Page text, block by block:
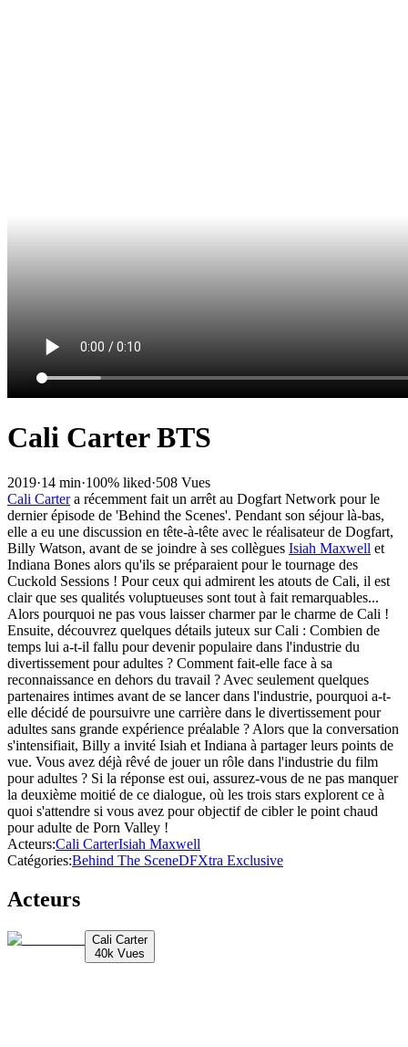
Cali Carter BTS
2019·14 min·100% liked·508 Vues
Cali Cartera récemment fait un arrêt au Dogfart Network pour le
dernier épisode de 'Behind the Scenes'. Pendant son séjour là-bas,
elle a eu une discussion en tête-à-tête avec le réalisateur de Dogfart,
Billy Watson, avant de se joindre à ses collègues Isiah Maxwell et
Indiana Bones alors qu'ils se préparaient pour le tournage des
Cuckold Sessions ! Pour ceux qui admirent les atouts de Cali, il est
clair que ses qualités voluptueuses sont tout à fait remarquables...
Alors pourquoi ne pas vous laisser charmer par le charme de Cali !
Ensuite, découvrez quelques détails juteux sur Cali : Combien de
temps lui a-t-il fallu pour devenir populaire dans l'industrie du
divertissement pour adultes ? Comment fait-elle face à sa
reconnaissance en dehors du travail ? Avec seulement quelques
partenaires intimes avant de se lancer dans l'industrie, pourquoi a-t-
elle décidé de poursuivre une carrière dans le divertissement pour
adultes sans grande expérience préalable ? Alors que la conversation
s'intensifiait, Billy a invité Isiah et Indiana à partager leurs points de
vue. Vous avez déjà rêvé de jouer un rôle dans l'industrie du film
pour adultes ? Si la réponse est oui, assurez-vous de ne pas manquer
la deuxième moitié de ce dialogue, où les trois stars explorent ce à
quoi s'attendre si vous avez pour objectif de cibler le point chaud
pour adulte de Porn Valley !
Acteurs:Cali CarterIsiah Maxwell
Catégories:Behind The SceneDFXtra Exclusive
Acteurs
Cali Carter
40k Vues